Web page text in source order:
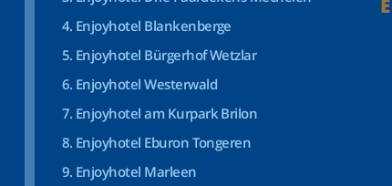
Enjoyhotel Blankenberge
Enjoyhotel Bürgerhof Wetzlar
Enjoyhotel Westerwald
Enjoyhotel am Kurpark Brilon
Enjoyhotel Eburon Tongeren
Enjoyhotel Marleen